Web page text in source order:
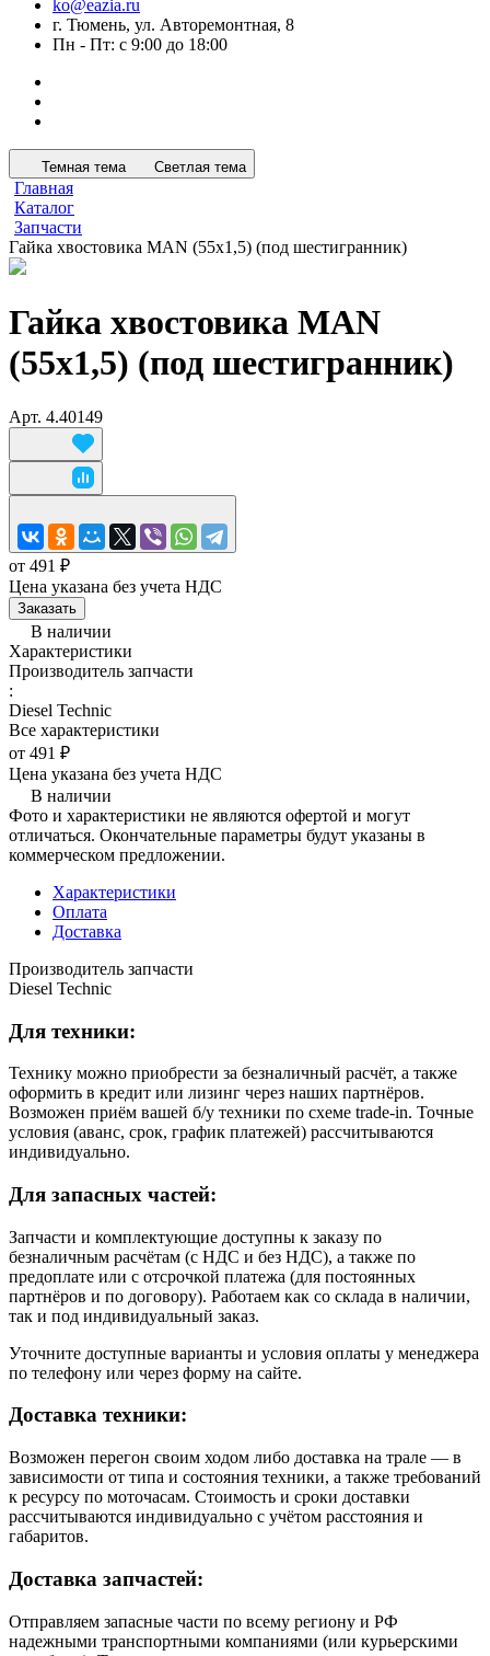
ko@eazia.ru
г. Тюмень, ул. Авторемонтная, 8
Пн - Пт: с 9:00 до 18:00
Темная тема Светлая тема
Главная
Каталог
Запчасти
Гайка хвостовика MAN (55х1,5) (под шестигранник)
Гайка хвостовика MAN
(55х1,5) (под шестигранник)
Арт. 4.40149
от 491 ₽
Цена указана без учета НДС
Заказать
В наличии
Характеристики
Производитель запчасти
:
Diesel Technic
Все характеристики
от 491 ₽
Цена указана без учета НДС
В наличии
Фото и характеристики не являются офертой и могут
отличаться. Окончательные параметры будут указаны в
коммерческом предложении.
Характеристики
Оплата
Доставка
Производитель запчасти
Diesel Technic
Для техники:
Технику можно приобрести за безналичный расчёт, а также
оформить в кредит или лизинг через наших партнёров.
Возможен приём вашей б/у техники по схеме trade-in. Точные
условия (аванс, срок, график платежей) рассчитываются
индивидуально.
Для запасных частей:
Запчасти и комплектующие доступны к заказу по
безналичным расчётам (с НДС и без НДС), а также по
предоплате или с отсрочкой платежа (для постоянных
партнёров и по договору). Работаем как со склада в наличии,
так и под индивидуальный заказ.
Уточните доступные варианты и условия оплаты у менеджера
по телефону или через форму на сайте.
Доставка техники:
Возможен перегон своим ходом либо доставка на трале — в
зависимости от типа и состояния техники, а также требований
к ресурсу по моточасам. Стоимость и сроки доставки
рассчитываются индивидуально с учётом расстояния и
габаритов.
Доставка запчастей:
Отправляем запасные части по всему региону и РФ
надежными транспортными компаниями (или курьерскими